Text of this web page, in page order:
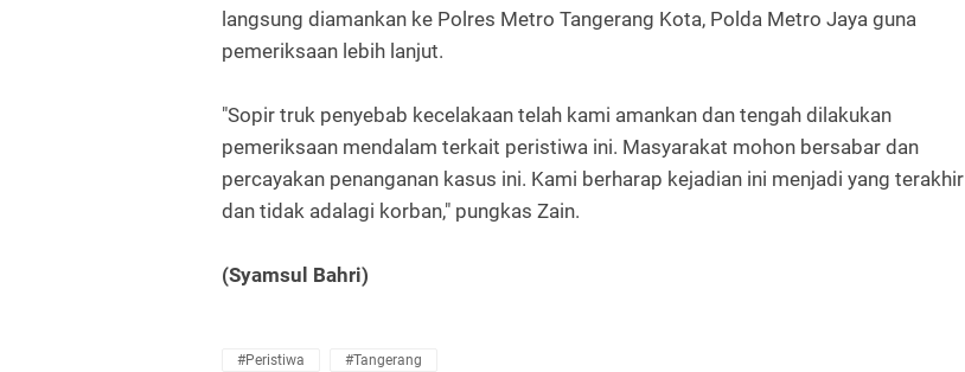
langsung diamankan ke Polres Metro Tangerang Kota, Polda Metro Jaya guna
pemeriksaan lebih lanjut.
"Sopir truk penyebab kecelakaan telah kami amankan dan tengah dilakukan
pemeriksaan mendalam terkait peristiwa ini. Masyarakat mohon bersabar dan
percayakan penanganan kasus ini. Kami berharap kejadian ini menjadi yang terakhir
dan tidak adalagi korban," pungkas Zain.
(Syamsul Bahri)
#Peristiwa #Tangerang